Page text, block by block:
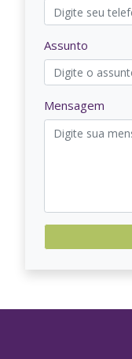
Assunto
Mensagem